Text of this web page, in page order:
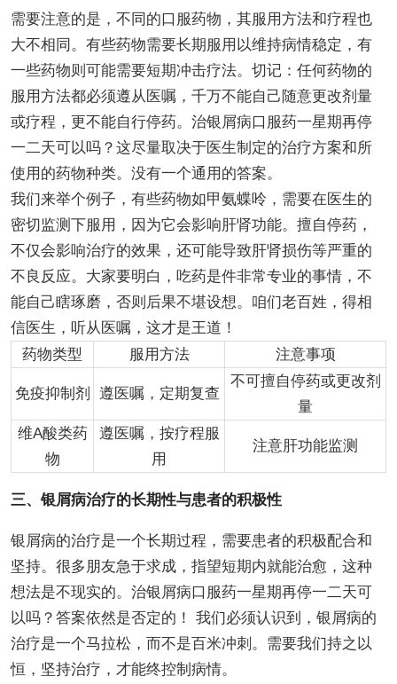
需要注意的是，不同的口服药物，其服用方法和疗程也
大不相同。有些药物需要长期服用以维持病情稳定，有
一些药物则可能需要短期冲击疗法。切记：任何药物的
服用方法都必须遵从医嘱，千万不能自己随意更改剂量
或疗程，更不能自行停药。治银屑病口服药一星期再停
一二天可以吗？这尽量取决于医生制定的治疗方案和所
使用的药物种类。没有一个通用的答案。
我们来举个例子，有些药物如甲氨蝶呤，需要在医生的
密切监测下服用，因为它会影响肝肾功能。擅自停药，
不仅会影响治疗的效果，还可能导致肝肾损伤等严重的
不良反应。大家要明白，吃药是件非常专业的事情，不
能自己瞎琢磨，否则后果不堪设想。咱们老百姓，得相
信医生，听从医嘱，这才是王道！
药物类型
服用方法 注意事项
免疫抑制剂 遵医嘱，定期复查
不可擅自停药或更改剂
量
维A酸类药
物
遵医嘱，按疗程服
用
注意肝功能监测
三、银屑病治疗的长期性与患者的积极性
银屑病的治疗是一个长期过程，需要患者的积极配合和
坚持。很多朋友急于求成，指望短期内就能治愈，这种
想法是不现实的。治银屑病口服药一星期再停一二天可
以吗？答案依然是否定的！ 我们必须认识到，银屑病的
治疗是一个马拉松，而不是百米冲刺。需要我们持之以
恒，坚持治疗，才能终控制病情。